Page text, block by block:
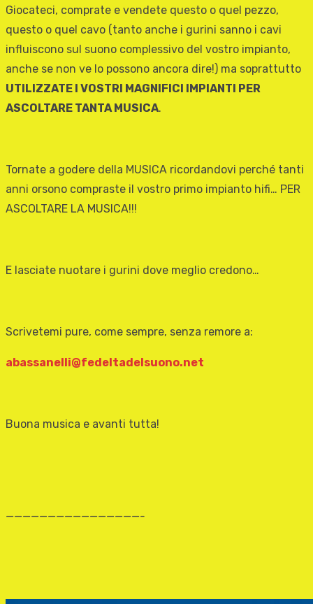
Giocateci, comprate e vendete questo o quel pezzo,
questo o quel cavo (tanto anche i gurini sanno i cavi
influiscono sul suono complessivo del vostro impianto,
anche se non ve lo possono ancora dire!) ma soprattutto
UTILIZZATE I VOSTRI MAGNIFICI IMPIANTI PER
ASCOLTARE TANTA MUSICA.
Tornate a godere della MUSICA ricordandovi perché tanti
anni orsono compraste il vostro primo impianto hifi… PER
ASCOLTARE LA MUSICA!!!
E lasciate nuotare i gurini dove meglio credono…
Scrivetemi pure, come sempre, senza remore a:
abassanelli@fedeltadelsuono.net
Buona musica e avanti tutta!
————————————————-